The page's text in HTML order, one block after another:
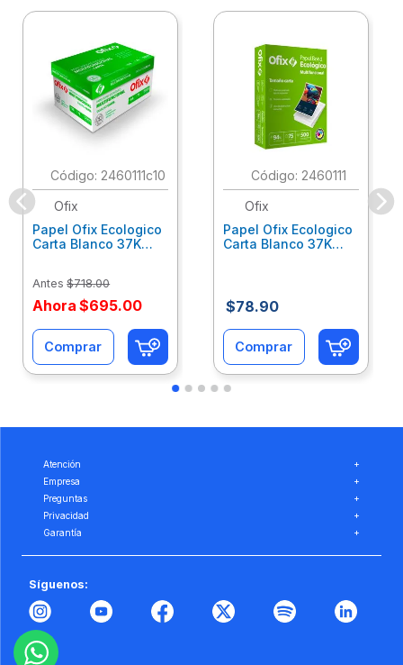
: 2460111c10
Ofix
Papel Ofix Ecologico
Carta Blanco 37K
Antes $718.00
Ahora $695.00
Comprar
: 2460111
Ofix
Papel Ofix Ecologico
Carta Blanco 37K
$78.90
Comprar
Atención
+
Empresa
+
Preguntas
+
Privacidad
+
Garantía
+
Síguenos: